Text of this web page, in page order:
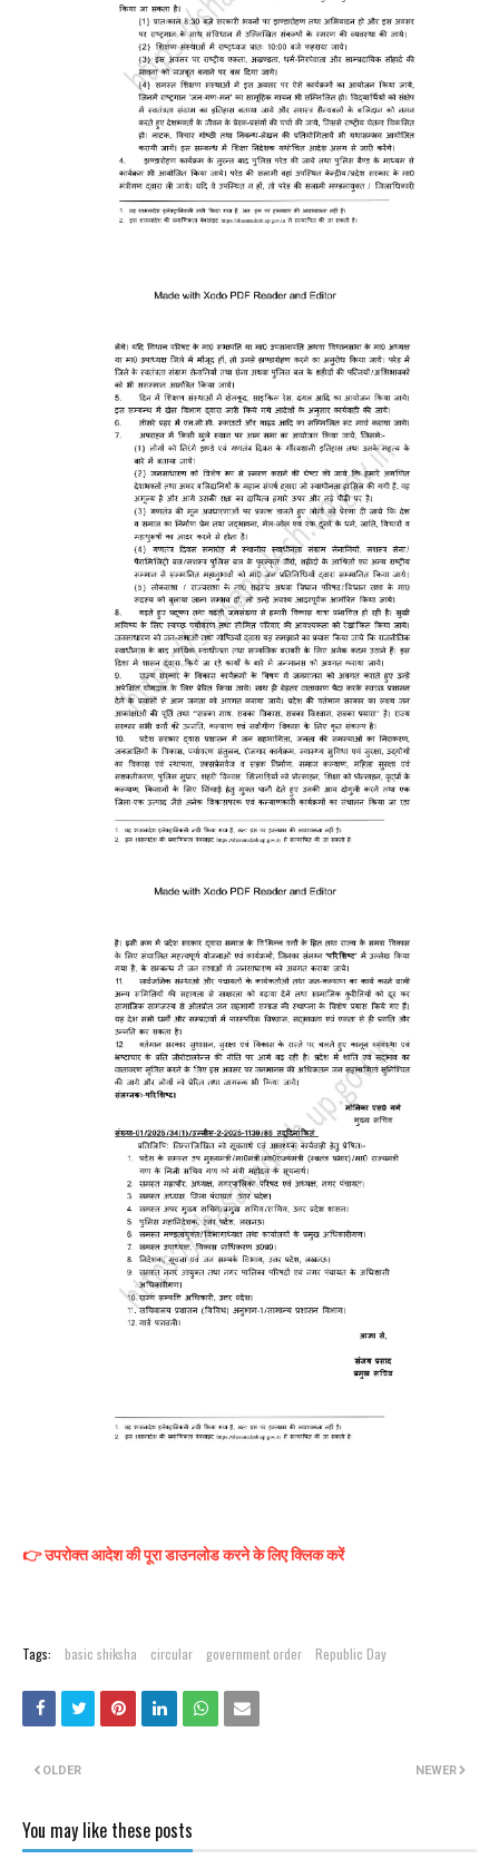
👉 उपरोक्त आदेश की पूरा डाउनलोड करने के लिए क्लिक करें
Tags: basic shiksha circular government order Republic Day
NEWER
OLDER
You may like these posts